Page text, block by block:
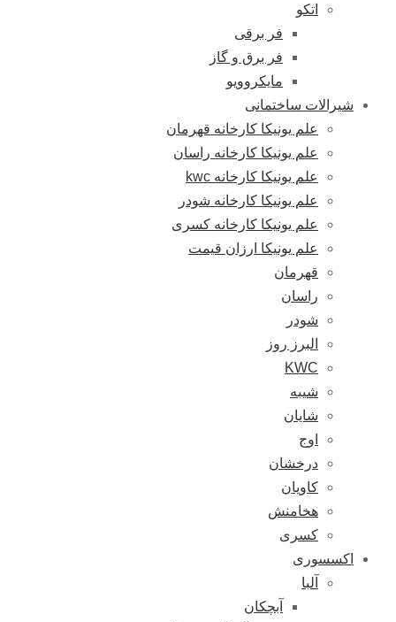
اتکو
فر برقی
فر برق و گاز
مایکروویو
شیرالات ساختمانی
علم یونیکا کارخانه قهرمان
علم یونیکا کارخانه راسان
علم یونیکا کارخانه kwc
علم یونیکا کارخانه شودر
علم یونیکا کارخانه کسری
علم یونیکا ارزان قیمت
قهرمان
راسان
شودر
البرز روز
KWC
شیبه
شایان
اوج
درخشان
کاویان
هخامنش
کسری
اکسسوری
آلبا
آبچکان